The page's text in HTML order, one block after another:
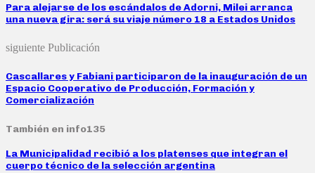
Para alejarse de los escándalos de Adorni, Milei arranca
una nueva gira: será su viaje número 18 a Estados Unidos
siguiente Publicación
Cascallares y Fabiani participaron de la inauguración de un
Espacio Cooperativo de Producción, Formación y
Comercialización
También en info135
La Municipalidad recibió a los platenses que integran el
cuerpo técnico de la selección argentina